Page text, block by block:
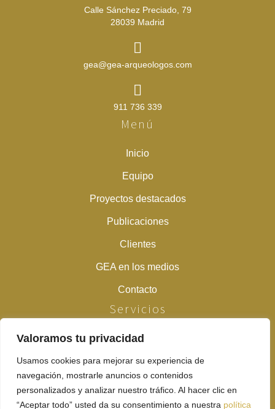
Valoramos tu privacidad
Usamos cookies para mejorar su experiencia de
navegación, mostrarle anuncios o contenidos
personalizados y analizar nuestro tráfico. Al hacer clic en
“Aceptar todo” usted da su consentimiento a nuestra política
Calle Sánchez Preciado, 79
28039 Madrid
gea@gea-arqueologos.com
911 736 339
Menú
Inicio
Equipo
Proyectos destacados
Publicaciones
Clientes
GEA en los medios
Contacto
Servicios
Estudios previos
Prospecciones arqueológicas y paleontológicas
Excavaciones en extensión